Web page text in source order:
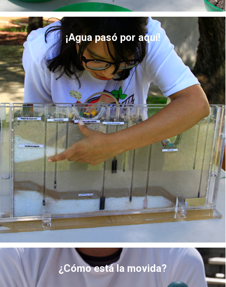
¡Agua pasó por aquí!
¿Cómo está la movida?